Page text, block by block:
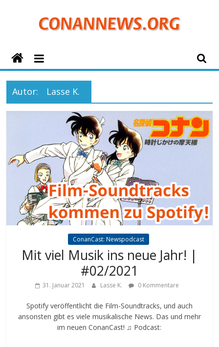
ConanNews.org
Detektiv
Conan
News
Autor: Lasse K.
ConanCast: Newspodcast
Mit viel Musik ins neue Jahr! |
#02/2021
31. Januar 2021 Lasse K. 0 Kommentare
Spotify veröffentlicht die Film-Soundtracks, und auch
ansonsten gibt es viele musikalische News. Das und mehr
im neuen ConanCast! ♫ Podcast: